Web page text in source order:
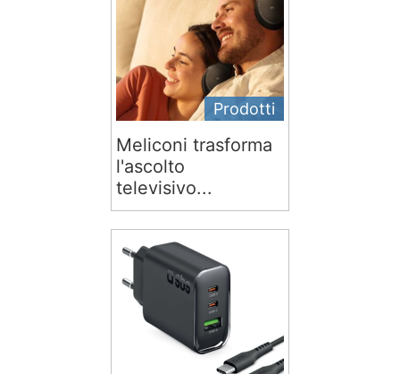
Prodotti
Meliconi trasforma
l'ascolto
televisivo...